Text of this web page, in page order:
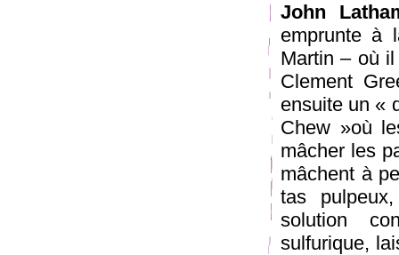
John
emprunte à
Martin – où
Clement
ensuite un «
Chew »où
mâcher les
mâchent à
tas
solution
sulfurique,